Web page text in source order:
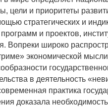
цели и приоритеты
стратегических и
и проектов,
Вопреки широко
экономической
в деятельность
практика
доказала необходимость